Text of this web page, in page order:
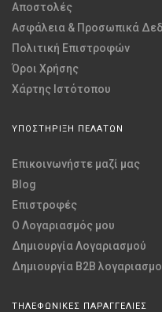
Αποστολές
Ασφάλεια & Προσωπικά
Πολιτική Επιστροφών
Όροι Χρήσης
Χάρτης Ιστότοπου
ΥΠΟΣΤΗΡΙΞΗ ΠΕΛΑΤΩΝ
Επικοινωνήστε μαζί μας
Blog
Επιστροφές
O Λογαριασμός μου
Δημιουργία Λογαριασμού
Δημιουργία B2B
ΤΗΛΕΦΩΝΙΚΕΣ ΠΑΡΑΓΓΕΛΙΕΣ